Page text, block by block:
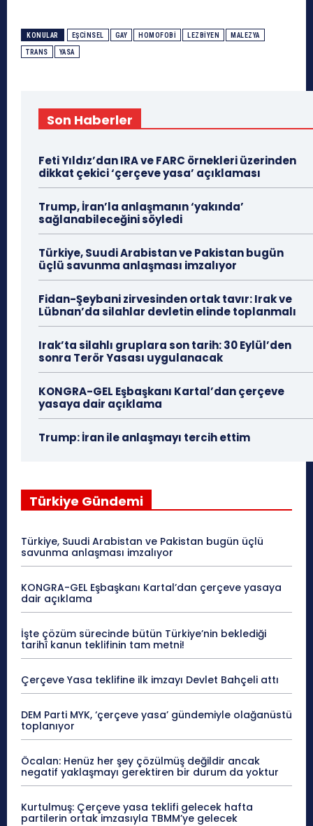
KONULAR EŞCINSEL GAY HOMOFOBI LEZBIYEN MALEZYA
TRANS YASA
Son Haberler
Feti Yıldız’dan IRA ve FARC örnekleri üzerinden
dikkat çekici ‘çerçeve yasa’ açıklaması
Trump, İran’la anlaşmanın ‘yakında’
sağlanabileceğini söyledi
Türkiye, Suudi Arabistan ve Pakistan bugün
üçlü savunma anlaşması imzalıyor
Fidan-Şeybani zirvesinden ortak tavır: Irak ve
Lübnan’da silahlar devletin elinde toplanmalı
Irak’ta silahlı gruplara son tarih: 30 Eylül’den
sonra Terör Yasası uygulanacak
KONGRA-GEL Eşbaşkanı Kartal’dan çerçeve
yasaya dair açıklama
Trump: İran ile anlaşmayı tercih ettim
Türkiye Gündemi
Türkiye, Suudi Arabistan ve Pakistan bugün üçlü
savunma anlaşması imzalıyor
KONGRA-GEL Eşbaşkanı Kartal’dan çerçeve yasaya
dair açıklama
İşte çözüm sürecinde bütün Türkiye’nin beklediği
tarihî kanun teklifinin tam metni!
Çerçeve Yasa teklifine ilk imzayı Devlet Bahçeli attı
DEM Parti MYK, ‘çerçeve yasa’ gündemiyle olağanüstü
toplanıyor
Öcalan: Henüz her şey çözülmüş değildir ancak
negatif yaklaşmayı gerektiren bir durum da yoktur
Kurtulmuş: Çerçeve yasa teklifi gelecek hafta
partilerin ortak imzasıyla TBMM’ye gelecek